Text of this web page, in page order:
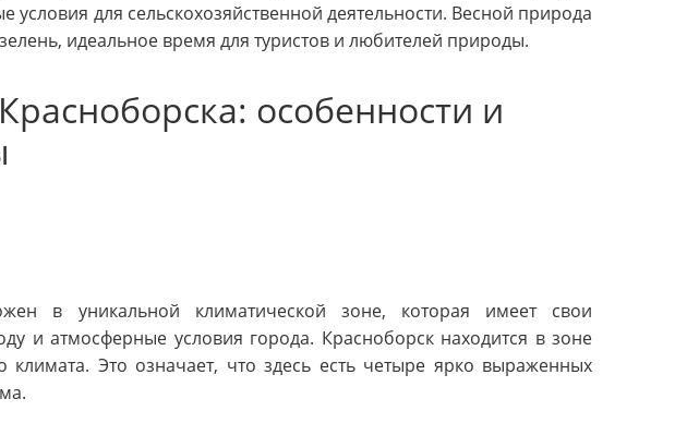
условия для сельскохозяйственной деятельности. Весной природа
идеальное время для туристов и любителей природы.
особенности и
в уникальной климатической зоне, которая имеет свои
и атмосферные условия города. Красноборск находится в зоне
климата. Это означает, что здесь есть четыре ярко выраженных